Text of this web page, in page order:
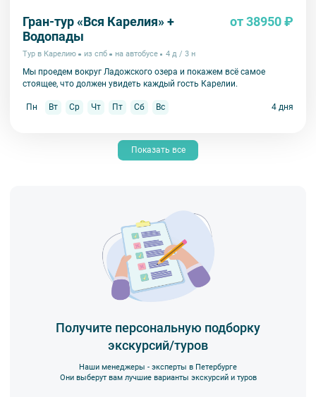
Гран-тур «Вся Карелия» +
Водопады
от 38950 ₽
Тур в Карелию из спб на автобусе 4 д / 3 н
Мы проедем вокруг Ладожского озера и покажем всё самое
стоящее, что должен увидеть каждый гость Карелии.
Пн Вт Ср Чт Пт Сб Вс 4 дня
Показать все
Получите персональную подборку
экскурсий/туров
Наши менеджеры - эксперты в Петербурге
Они выберут вам лучшие варианты экскурсий и туров